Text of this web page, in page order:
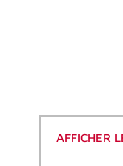
AFFICHER